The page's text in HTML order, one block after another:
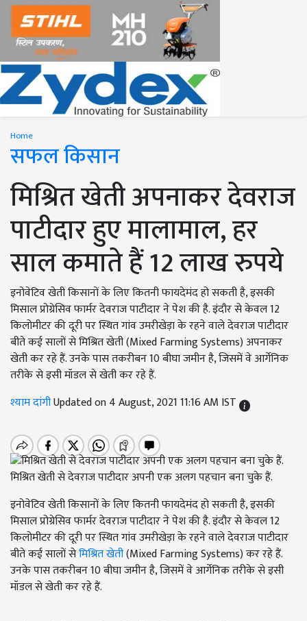
Home
सफल किसान
मिश्रित खेती अपनाकर देवराज
पाटीदार हुए मालामाल, हर
साल कमाते हैं 12 लाख रुपये
इनोवेटिव खेती किसानों के लिए कितनी फायदेमंद हो सकती है, इसकी
मिसाल प्रोग्रेसिव फार्मर देवराज पाटीदार ने पेश की है. इंदौर से केवल 12
किलोमीटर की दूरी पर स्थित गांव उमरीखेड़ा के रहने वाले देवराज पाटीदार
बीते कई सालों से मिश्रित खेती (Mixed Farming Systems) अपनाकर
खेती कर रहे हैं. उनके पास तकरीबन 10 बीघा जमीन है, जिसमें वे आर्गेनिक
तरीके से इसी मॉडल से खेती कर रहे हैं.
श्याम दांगीUpdated on 4 August, 2021 11:16 AM IST
मिश्रित खेती से देवराज पाटीदार अपनी एक अलग पहचान बना चुके हैं.
इनोवेटिव खेती किसानों के लिए कितनी फायदेमंद हो सकती है, इसकी
मिसाल प्रोग्रेसिव फार्मर देवराज पाटीदार ने पेश की है. इंदौर से केवल 12
किलोमीटर की दूरी पर स्थित गांव उमरीखेड़ा के रहने वाले देवराज पाटीदार
बीते कई सालों सेमिश्रित खेती(Mixed Farming Systems) कर रहे हैं.
उनके पास तकरीबन 10 बीघा जमीन है, जिसमें वे आर्गेनिक तरीके से इसी
मॉडल से खेती कर रहे हैं.